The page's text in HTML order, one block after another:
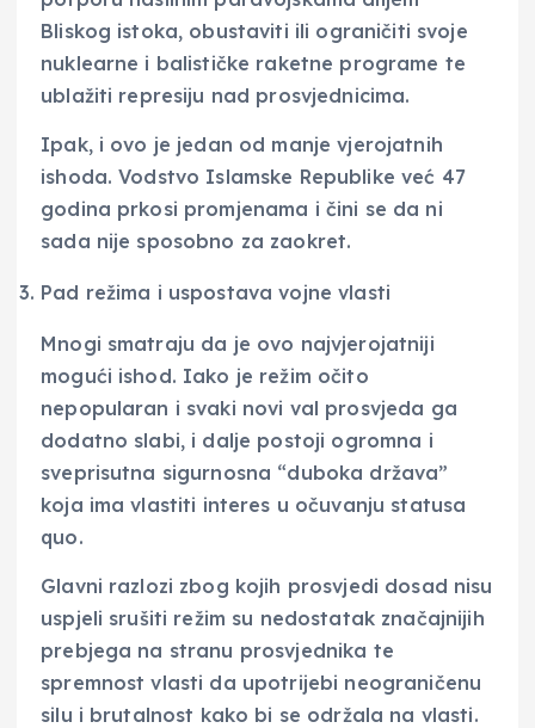
Bliskog istoka, obustaviti ili ograničiti svoje
nuklearne i balističke raketne programe te
ublažiti represiju nad prosvjednicima.
Ipak, i ovo je jedan od manje vjerojatnih
ishoda. Vodstvo Islamske Republike već 47
godina prkosi promjenama i čini se da ni
sada nije sposobno za zaokret.
Pad režima i uspostava vojne vlasti
Mnogi smatraju da je ovo najvjerojatniji
mogući ishod. Iako je režim očito
nepopularan i svaki novi val prosvjeda ga
dodatno slabi, i dalje postoji ogromna i
sveprisutna sigurnosna “duboka država”
koja ima vlastiti interes u očuvanju statusa
quo.
Glavni razlozi zbog kojih prosvjedi dosad nisu
uspjeli srušiti režim su nedostatak značajnijih
prebjega na stranu prosvjednika te
spremnost vlasti da upotrijebi neograničenu
silu i brutalnost kako bi se održala na vlasti.